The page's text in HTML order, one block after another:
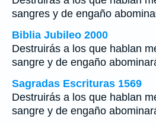
sangres y de engaño
Biblia Jubileo 2000
Destruirás a los que hablan
sangre y de engaño
Sagradas Escrituras 1569
Destruirás a los que hablan
sangre y de engaño